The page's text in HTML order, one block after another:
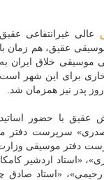
عالی غیرانتفاعی عقیق
عقیق، هم زمان با
موسیقی خلاق ایران به
برای این شهر است
پدر نیز همزمان شد.
عقیق با حضور اساتید
سرپرست دفتر
دفتر موسیقی
«استاد اردشیر
«استاد صادق